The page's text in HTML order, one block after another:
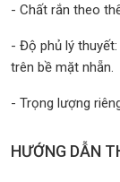
- Chất rắn theo
- Độ phủ lý
trên bề mặt nhẵn.
- Trọng lượng
HƯỚNG DẪN